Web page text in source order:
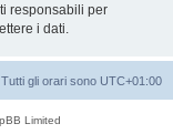
responsabili per
i dati.
Tutti gli orari sono UTC+01:00
Limited